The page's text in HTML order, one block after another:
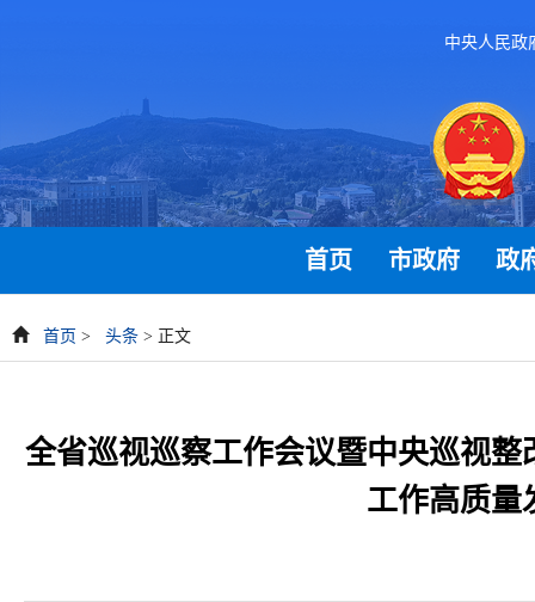
中央人民政
首页 市政府 政
首页 > 头条 > 正文
全省巡视巡察工作会议暨中央巡视
工作高质量